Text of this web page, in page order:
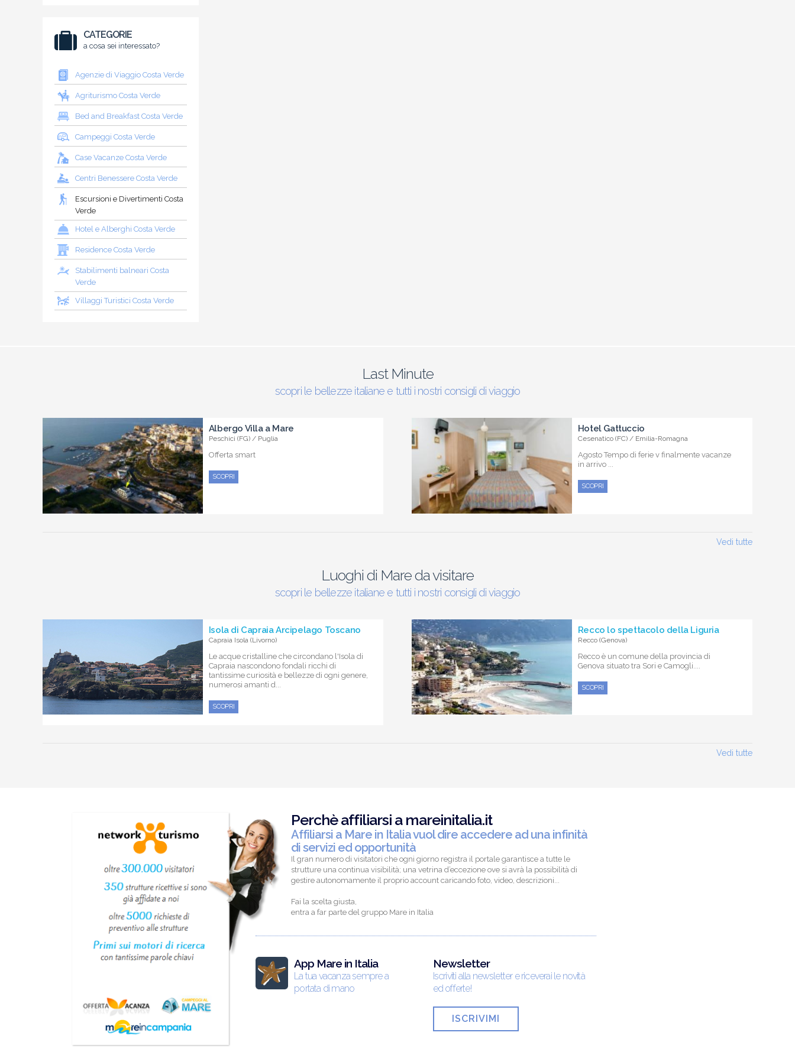
CATEGORIE
a cosa sei interessato?
Agenzie di Viaggio Costa Verde
Agriturismo Costa Verde
Bed and Breakfast Costa Verde
Campeggi Costa Verde
Case Vacanze Costa Verde
Centri Benessere Costa Verde
Escursioni e Divertimenti Costa
Verde
Hotel e Alberghi Costa Verde
Residence Costa Verde
Stabilimenti balneari Costa
Verde
Villaggi Turistici Costa Verde
Last Minute
scopri le bellezze italiane e tutti i nostri consigli di viaggio
Albergo Villa a Mare
Peschici (FG) / Puglia
Offerta smart
SCOPRI
Hotel Gattuccio
Cesenatico (FC) / Emilia-Romagna
Agosto Tempo di ferie v finalmente vacanze
in arrivo ...
SCOPRI
Vedi tutte
Luoghi di Mare da visitare
scopri le bellezze italiane e tutti i nostri consigli di viaggio
Isola di Capraia Arcipelago Toscano
Capraia Isola (Livorno)
Le acque cristalline che circondano l'Isola di
Capraia nascondono fondali ricchi di
tantissime curiosità e bellezze di ogni genere,
numerosi amanti d...
SCOPRI
Recco lo spettacolo della Liguria
Recco (Genova)
Recco è un comune della provincia di
Genova situato tra Sori e Camogli....
SCOPRI
Vedi tutte
Perchè affiliarsi a mareinitalia.it
Affiliarsi a Mare in Italia vuol dire accedere ad una infinità
di servizi ed opportunità
Il gran numero di visitatori che ogni giorno registra il portale garantisce a tutte le
strutture una continua visibilità; una vetrina d’eccezione ove si avrà la possibilità di
gestire autonomamente il proprio account caricando foto, video, descrizioni...
Fai la scelta giusta,
entra a far parte del gruppo Mare in Italia
App Mare in Italia
La tua vacanza sempre a
portata di mano
Newsletter
Iscriviti alla newsletter e riceverai le novità
ed offerte!
ISCRIVIMI